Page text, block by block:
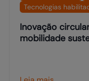
Tecnologias
Inovação
mobilidade